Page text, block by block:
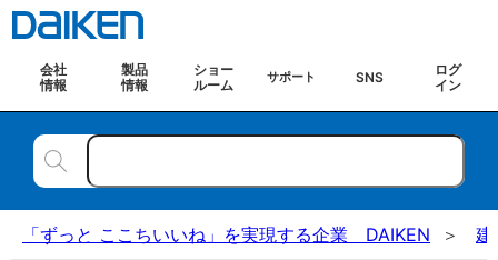
会社
情報
製品
情報
ショー
ルーム
サポート SNS
ログ
イン
「ずっと ここちいいね」を実現する企業 DAIKEN 建